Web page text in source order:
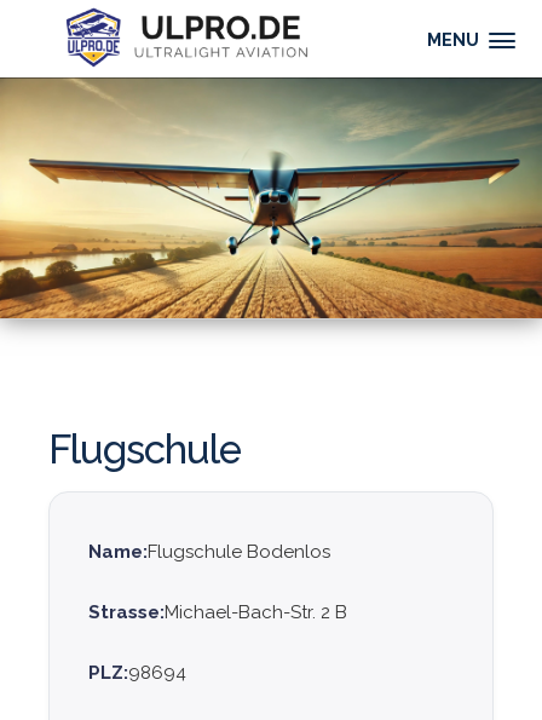
MENU
Flugschule
Name:Flugschule Bodenlos
Strasse:Michael-Bach-Str. 2 B
PLZ:98694